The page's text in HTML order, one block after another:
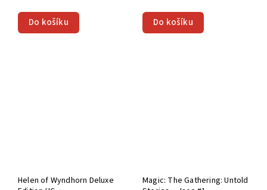
Do košíku Do košíku
Helen of Wyndhorn Deluxe
Magic: The Gathering: Untold